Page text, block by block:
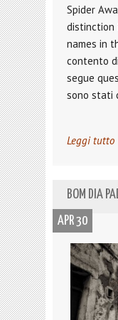
Spider
distinction
names in
contento
segue
sono stati
Leggi tutto
BOM DIA
APR 30